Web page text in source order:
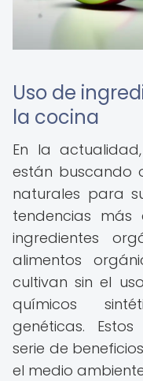
Uso de
la cocina
En la
están buscando
naturales para
tendencias
ingredientes
alimentos
cultivan sin el
químicos
genéticas.
serie de
el medio